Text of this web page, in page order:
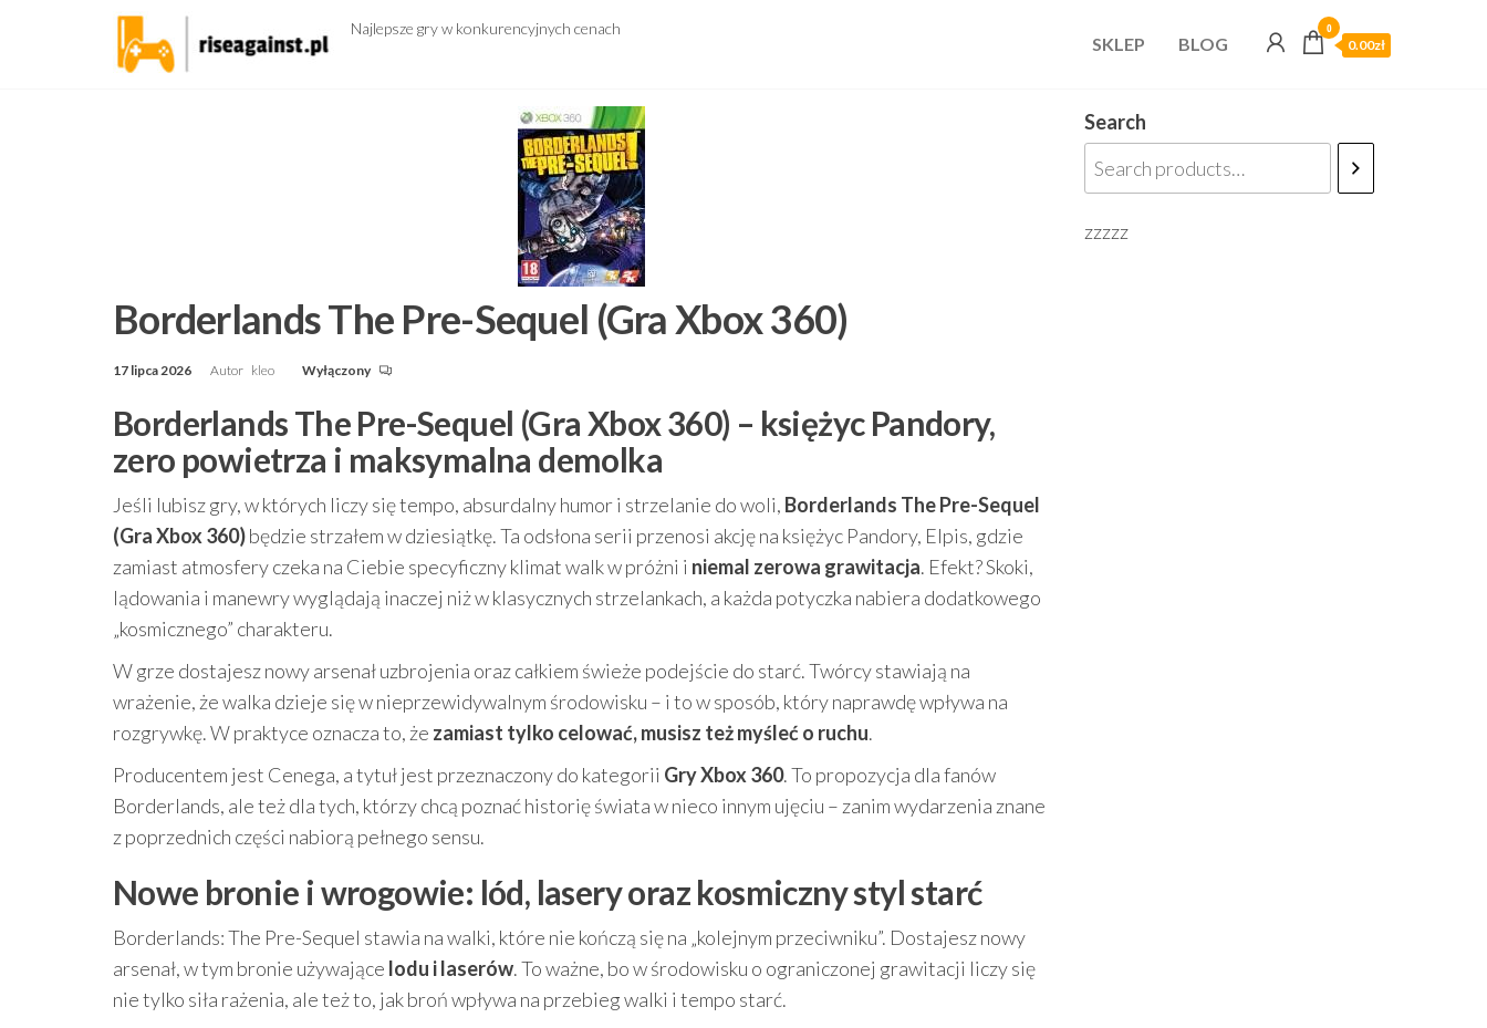
Najlepsze gry w konkurencyjnych cenach
SKLEP BLOG
0
0.00zł
Borderlands The Pre-Sequel (Gra Xbox 360)
17 lipca 2026 Autor kleo Wyłączony
Borderlands The Pre-Sequel (Gra Xbox 360) – księżyc Pandory,
zero powietrza i maksymalna demolka
Jeśli lubisz gry, w których liczy się tempo, absurdalny humor i strzelanie do woli, Borderlands The Pre-Sequel
(Gra Xbox 360)będzie strzałem w dziesiątkę. Ta odsłona serii przenosi akcję na księżyc Pandory, Elpis, gdzie
zamiast atmosfery czeka na Ciebie specyficzny klimat walk w próżni i niemal zerowa grawitacja. Efekt? Skoki,
lądowania i manewry wyglądają inaczej niż w klasycznych strzelankach, a każda potyczka nabiera dodatkowego
„kosmicznego” charakteru.
W grze dostajesz nowy arsenał uzbrojenia oraz całkiem świeże podejście do starć. Twórcy stawiają na
wrażenie, że walka dzieje się w nieprzewidywalnym środowisku – i to w sposób, który naprawdę wpływa na
rozgrywkę. W praktyce oznacza to, że zamiast tylko celować, musisz też myśleć o ruchu.
Producentem jest Cenega, a tytuł jest przeznaczony do kategorii Gry Xbox 360. To propozycja dla fanów
Borderlands, ale też dla tych, którzy chcą poznać historię świata w nieco innym ujęciu – zanim wydarzenia znane
z poprzednich części nabiorą pełnego sensu.
Nowe bronie i wrogowie: lód, lasery oraz kosmiczny styl starć
Borderlands: The Pre-Sequel stawia na walki, które nie kończą się na „kolejnym przeciwniku”. Dostajesz nowy
arsenał, w tym bronie używające lodu i laserów. To ważne, bo w środowisku o ograniczonej grawitacji liczy się
nie tylko siła rażenia, ale też to, jak broń wpływa na przebieg walki i tempo starć.
Search
zzzzz